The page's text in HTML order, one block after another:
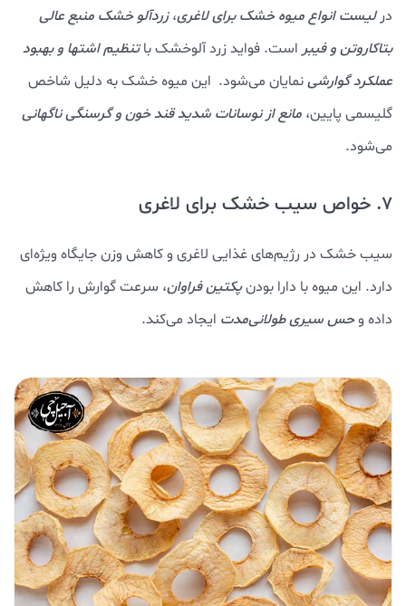
درلیست انواع میوه خشک برای لاغری،زردآلو خشک منبع عالی
بتاکاروتن و فیبر است. فواید زرد آلوخشک باتنظیم اشتها و بهبود
عملکرد گوارشینمایان می‌شود. این میوه خشک به دلیل شاخص
گلیسمی پایین، مانع از نوسانات شدید قند خون و گرسنگی ناگهانی
می‌شود.
7. خواص سیب خشک برای لاغری
سیب خشک در رژیم‌های غذایی لاغری و کاهش وزن جایگاه ویژه‌ای
دارد. این میوه با دارا بودنپکتین فراوان، سرعت گوارش را کاهش
داده وحس سیری طولانی‌مدت ایجاد می‌کند.